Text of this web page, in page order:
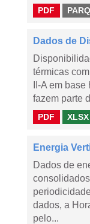
PDF
Dados de
térmicas
II-A em
fazem parte
PDF XLSX
Energia
Dados de
dados, a
pelo...